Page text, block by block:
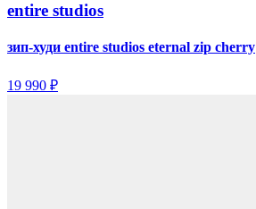
entire studios
зип-худи entire studios eternal zip cherry
19 990 ₽